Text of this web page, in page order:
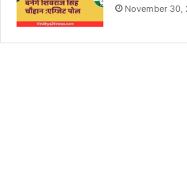
November 30,